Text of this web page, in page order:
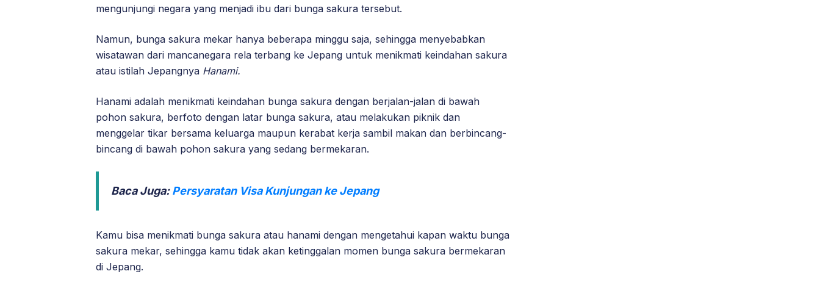
mengunjungi negara yang menjadi ibu dari bunga sakura tersebut.
Namun, bunga sakura mekar hanya beberapa minggu saja, sehingga menyebabkan
wisatawan dari mancanegara rela terbang ke Jepang untuk menikmati keindahan sakura
atau istilah Jepangnya Hanami.
Hanami adalah menikmati keindahan bunga sakura dengan berjalan-jalan di bawah
pohon sakura, berfoto dengan latar bunga sakura, atau melakukan piknik dan
menggelar tikar bersama keluarga maupun kerabat kerja sambil makan dan berbincang-
bincang di bawah pohon sakura yang sedang bermekaran.
Baca Juga:Persyaratan Visa Kunjungan ke Jepang
Kamu bisa menikmati bunga sakura atau hanami dengan mengetahui kapan waktu bunga
sakura mekar, sehingga kamu tidak akan ketinggalan momen bunga sakura bermekaran
di Jepang.